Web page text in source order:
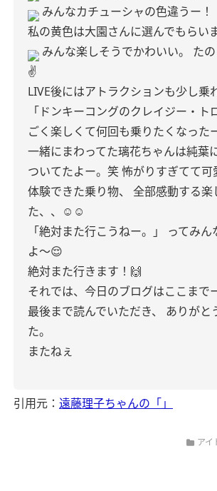
みんなカチューシャの色違うー！
私の黄色は大園さんに選んでもらい
みんな楽しそうでかわいい。
た
✌️
LIVE後にはアトラクションも少し乗
「ドンキーコングのクレイジー・ト
ごく楽しくて何回も乗りたくなった
一緒にまわってた璃花ちゃんは純葉
ついてたよー。笑怖がりすぎてて可
体験できた乗り物、
全部感動する楽
た、、☺︎☺︎
「絶対また行こうねー。」
ってみん
よ〜😌
絶対また行きます！🙌
それでは、今日のブログはここまで
最後まで読んでいただき、
ありがと
た。
またねぇ
引用元： 遠藤理子ちゃんの「」
アイ